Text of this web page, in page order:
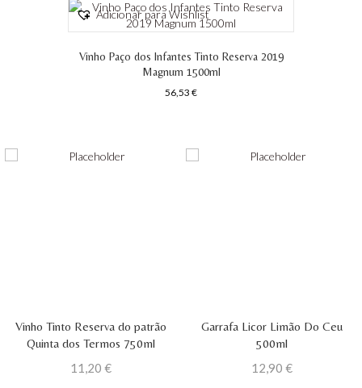
Adicionar para Wishlist
Vinho Paço dos Infantes Tinto Reserva 2019
Magnum 1500ml
56,53 €
Vinho Tinto Reserva do patrão
Quinta dos Termos 750ml
11,20 €
Garrafa Licor Limão Do Ceu
500ml
12,90 €